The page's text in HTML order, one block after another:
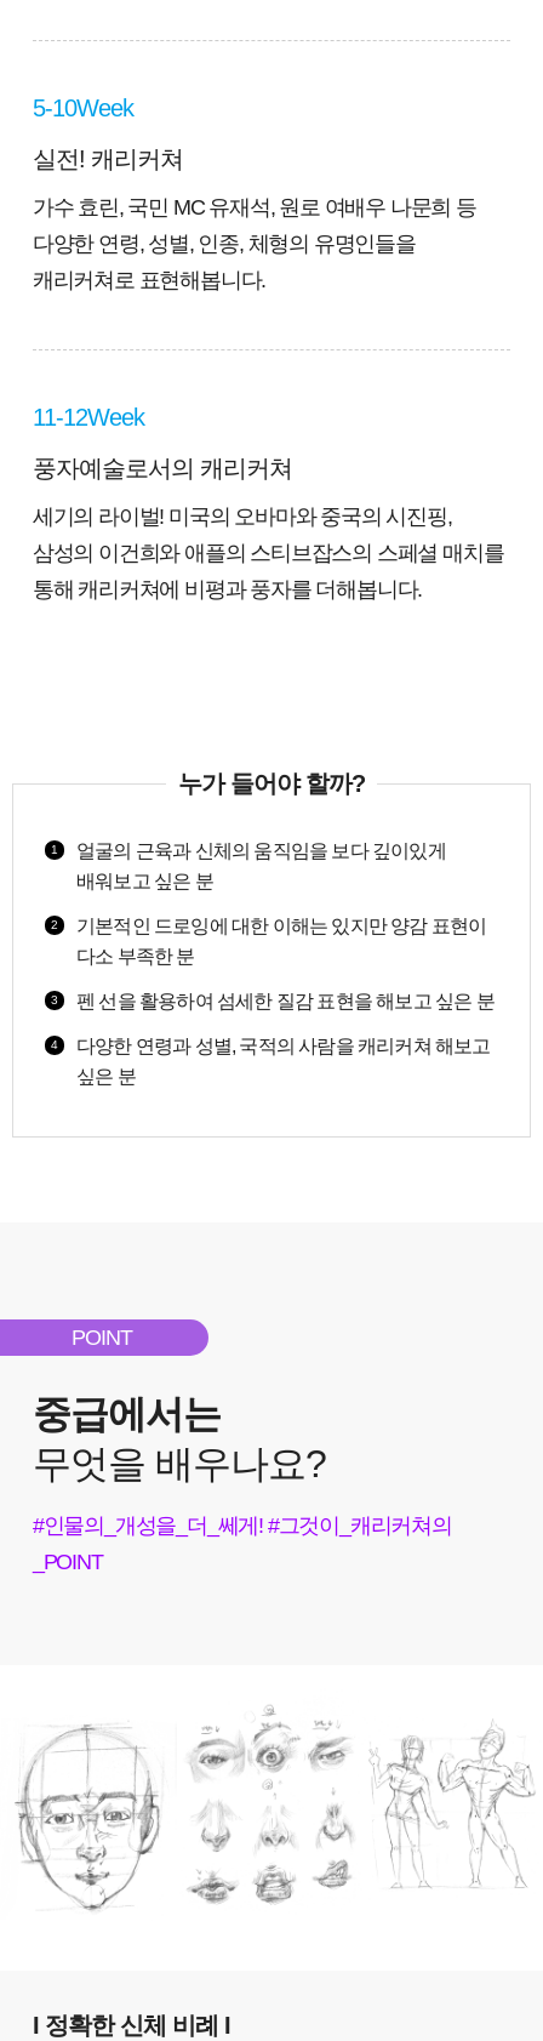
5-10Week
실전! 캐리커쳐
가수 효린, 국민 MC 유재석, 원로 여배우 나문희 등
다양한 연령, 성별, 인종, 체형의 유명인들을
캐리커쳐로 표현해봅니다.
11-12Week
풍자예술로서의 캐리커쳐
세기의 라이벌! 미국의 오바마와 중국의 시진핑,
삼성의 이건희와 애플의 스티브잡스의 스페셜 매치를
통해 캐리커쳐에 비평과 풍자를 더해봅니다.
누가 들어야 할까?
1
얼굴의 근육과 신체의 움직임을 보다 깊이있게
배워보고 싶은 분
2
기본적인 드로잉에 대한 이해는 있지만 양감 표현이
다소 부족한 분
3 펜 선을 활용하여 섬세한 질감 표현을 해보고 싶은 분
4
다양한 연령과 성별, 국적의 사람을 캐리커쳐 해보고
싶은 분
POINT
중급에서는
무엇을 배우나요?
#인물의_개성을_더_쎄게! #그것이_캐리커쳐의
_POINT
I 정확한 신체 비례 I